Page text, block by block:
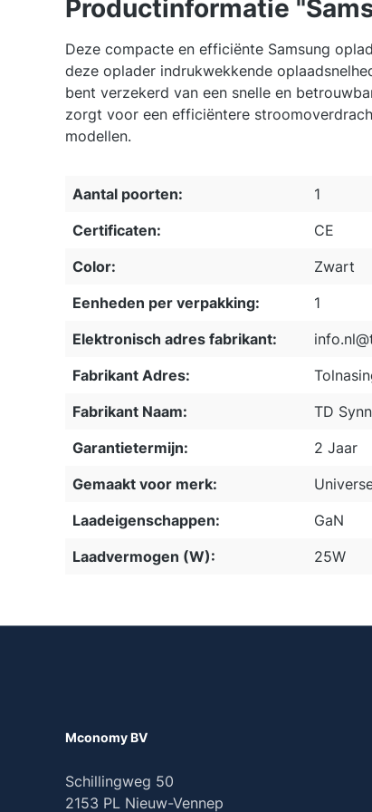
Productinformatie
Deze compacte en efficiënte Samsung
deze oplader indrukwekkende
bent verzekerd van een snelle en
zorgt voor een efficiëntere
modellen.
Aantal poorten:
1
Certificaten:
CE
Color:
Zwart
Eenheden per verpakking:
1
Elektronisch adres fabrikant:
Fabrikant Adres:
Fabrikant Naam:
TD
Garantietermijn:
2 Jaar
Gemaakt voor merk:
Laadeigenschappen:
GaN
Laadvermogen (W):
25W
Mconomy BV
Schillingweg 50
2153 PL Nieuw-Vennep